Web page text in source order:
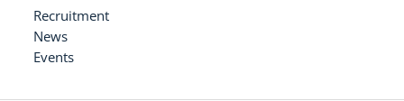
Recruitment
News
Events